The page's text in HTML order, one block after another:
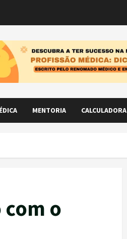
MENTORIA CALCULADORA
o